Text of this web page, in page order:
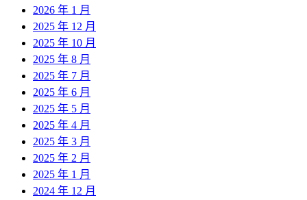
2026 年 1 月
2025 年 12 月
2025 年 10 月
2025 年 8 月
2025 年 7 月
2025 年 6 月
2025 年 5 月
2025 年 4 月
2025 年 3 月
2025 年 2 月
2025 年 1 月
2024 年 12 月